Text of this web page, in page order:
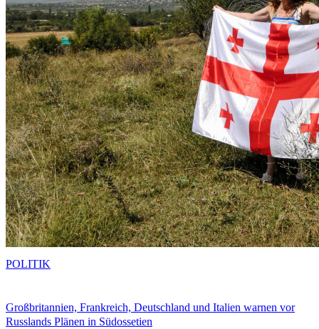
Großbritannien, Frankreich, Deutschland und Italien warnen vor
Russlands Plänen in Südossetien
POLITIK